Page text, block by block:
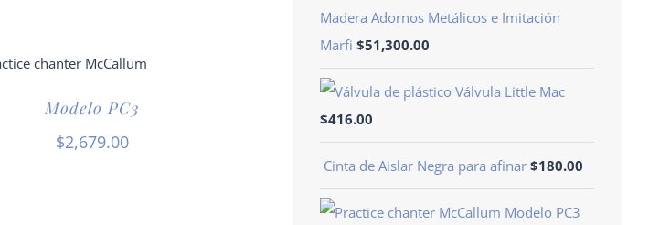
Modelo PC3
$2,679.00
Madera Adornos Metálicos e Imitación
Marfi $51,300.00
Válvula Little Mac
$416.00
Cinta de Aislar Negra para afinar $180.00
Modelo PC3